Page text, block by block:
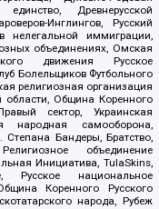
Древнерусской
Инглингов, Русский
нелегальной иммиграции,
объединениях, Омская
движения Русское
Болельщиков Футбольного
религиозная организация
Община Коренного
сектор, Украинская
народная самооборона,
Степана Бандеры, Братство,
объединение
Инициатива, TulaSkins,
Русское национальное
Коренного Русского
народа, Рубеж